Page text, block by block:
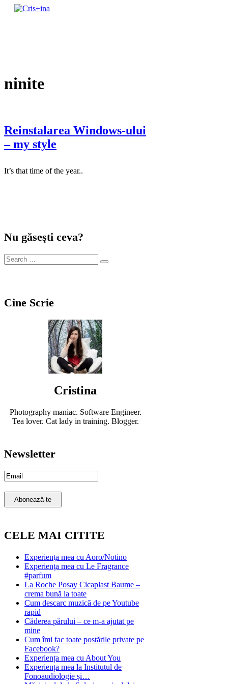
Skip
ninite
Reinstalarea Windows-ului
– my style
It’s that time of the year..
Nu găseşti ceva?
Cine Scrie
Cristina
Photography maniac. Software Engineer.
Tea lover. Cat lady in training. Blogger.
Newsletter
Email
Subscription
Abonează-te
CELE MAI CITITE
Experienţa mea cu Aoro/Notino
Experienţa mea cu Le Fragrance
#parfum
La Roche Posay Cicaplast Baume –
crema bună la toate
Cum descarc muzică de pe Youtube
rapid
Căderea părului – ce m-a ajutat pe
mine
Cum îmi fac toate postările private pe
Facebook?
Experiența mea cu About You
Experiența mea la Institutul de
Fonoaudiologie și…